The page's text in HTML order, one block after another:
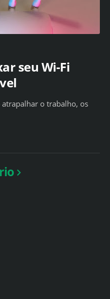
seu Wi-Fi
o trabalho, os